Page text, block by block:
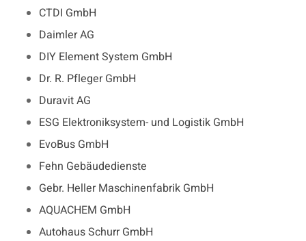
CTDI GmbH
Daimler AG
DIY Element System GmbH
Dr. R. Pfleger GmbH
Duravit AG
ESG Elektroniksystem- und Logistik GmbH
EvoBus GmbH
Fehn Gebäudedienste
Gebr. Heller Maschinenfabrik GmbH
AQUACHEM GmbH
Autohaus Schurr GmbH